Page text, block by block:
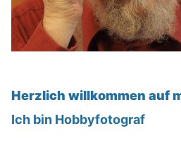
Herzlich willkommen auf
Ich bin Hobbyfotograf